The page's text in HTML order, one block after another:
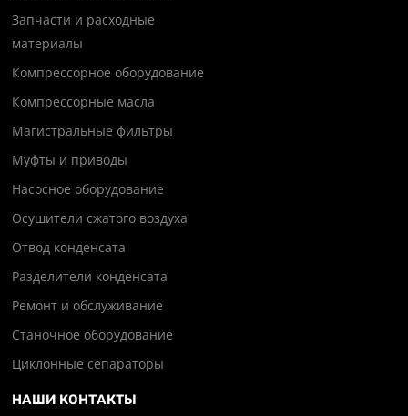
Запчасти и расходные
материалы
Компрессорное оборудование
Компрессорные масла
Магистральные фильтры
Муфты и приводы
Насосное оборудование
Осушители сжатого воздуха
Отвод конденсата
Разделители конденсата
Ремонт и обслуживание
Станочное оборудование
Циклонные сепараторы
НАШИ КОНТАКТЫ